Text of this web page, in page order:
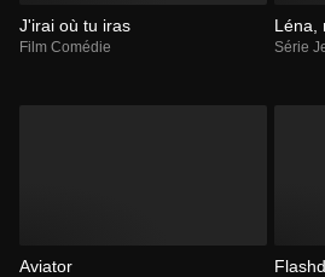
J'irai où tu iras
Film Comédie
Léna,
Série
Aviator